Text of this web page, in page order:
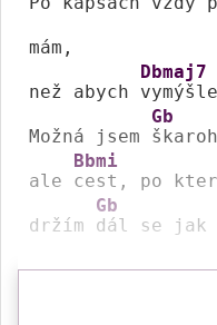
mám,
než abych
Dbmaj7
Možná jsem
Gb
ale
Bbmi
cest, po
držím
Gb
dál se jak